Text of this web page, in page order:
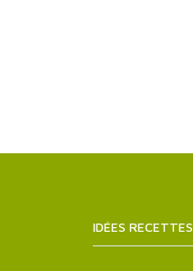
IDÉES RECETTES